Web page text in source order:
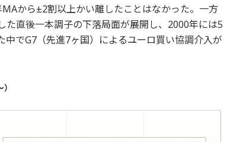
から±2割以上かい離したことはなかった。一方
直後一本調子の下落局面が展開し、2000年には5
でG7（先進7ヶ国）によるユーロ買い協調介入が